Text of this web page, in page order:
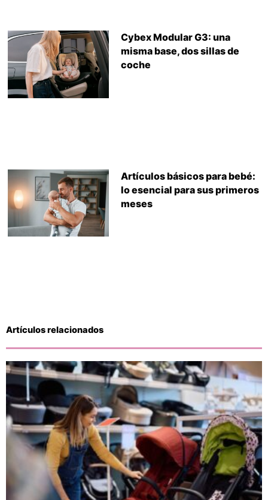
Cybex Modular G3: una
misma base, dos sillas de
coche
Artículos básicos para bebé:
lo esencial para sus primeros
meses
Artículos relacionados